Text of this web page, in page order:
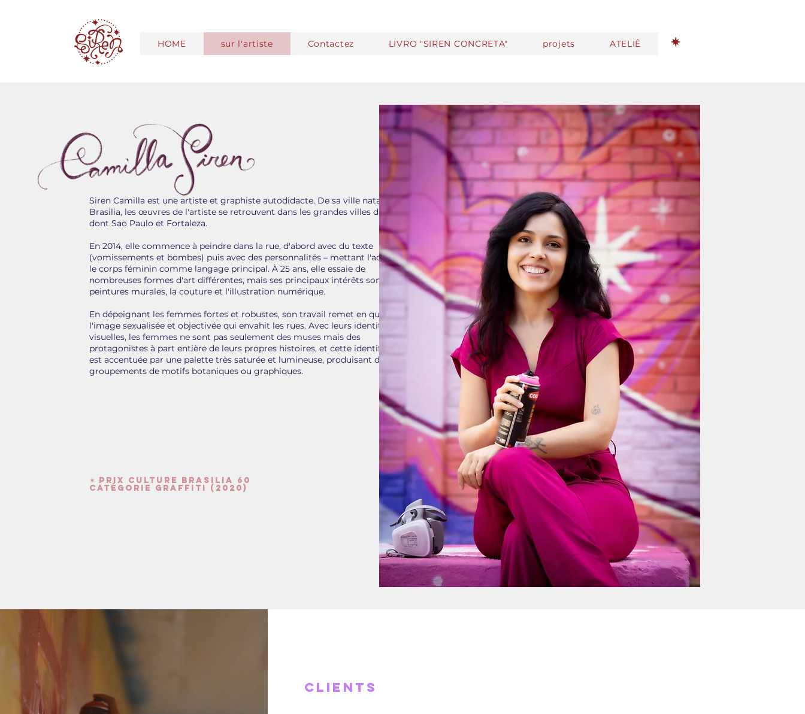
HOME sur l'artiste Contactez LIVRO "SIREN CONCRETA" projets ATELIÊ
Siren Camilla est une artiste et graphiste autodidacte. De sa ville natale à
Brasilia, les œuvres de l'artiste se retrouvent dans les grandes villes du Brésil,
dont Sao Paulo et Fortaleza.
En 2014, elle commence à peindre dans la rue, d'abord avec du texte
(vomissements et bombes) puis avec des personnalités – mettant l'accent sur
le corps féminin comme langage principal. À 25 ans, elle essaie de
nombreuses formes d'art différentes, mais ses principaux intérêts sont les
peintures murales, la couture et l'illustration numérique.
En dépeignant les femmes fortes et robustes, son travail remet en question
l'image sexualisée et objectivée qui envahit les rues. Avec leurs identités
visuelles, les femmes ne sont pas seulement des muses mais des
protagonistes à part entière de leurs propres histoires, et cette identification
est accentuée par une palette très saturée et lumineuse, produisant des
groupements de motifs botaniques ou graphiques.
✶ Prix Culture Brasilia 60
Catégorie Graffiti (2020)
CLIENTS